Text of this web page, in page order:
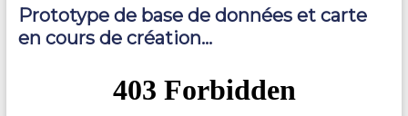
Prototype de base de données et carte
en cours de création…